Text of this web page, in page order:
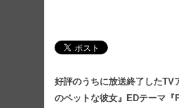
好評のうちに放送終了したTV
のペットな彼女』EDテーマ